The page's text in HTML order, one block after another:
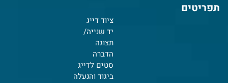
תפריטים
ציוד דייג
יד שנייה/
תצוגה
הדברה
סטים לדייג
ביגוד והנעלה